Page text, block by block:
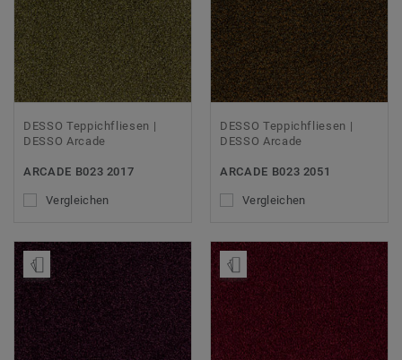
DESSO Teppichfliesen |
DESSO Arcade
ARCADE B023 2017
Vergleichen
DESSO Teppichfliesen |
DESSO Arcade
ARCADE B023 2051
Vergleichen
Muster bestellen Muster bestellen